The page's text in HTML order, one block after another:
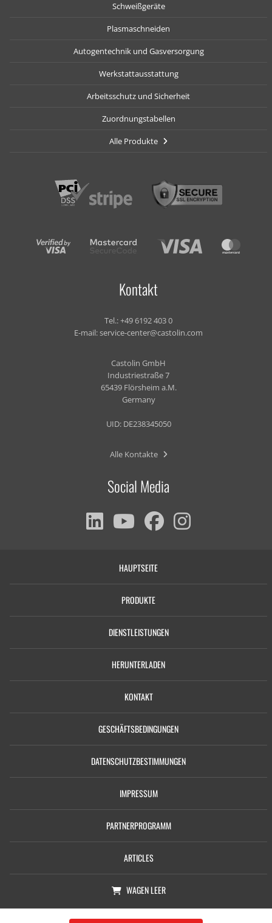
Schweißgeräte
Plasmaschneiden
Autogentechnik und Gasversorgung
Werkstattausstattung
Arbeitsschutz und Sicherheit
Zuordnungstabellen
Alle Produkte
Kontakt
Tel.:+49 6192 403 0
E-mail:service-center@castolin.com
Castolin GmbH
Industriestraße 7
65439 Flörsheim a.M.
Germany
UID: DE238345050
Alle Kontakte
Social Media
HAUPTSEITE
PRODUKTE
DIENSTLEISTUNGEN
HERUNTERLADEN
KONTAKT
GESCHÄFTSBEDINGUNGEN
DATENSCHUTZBESTIMMUNGEN
IMPRESSUM
PARTNERPROGRAMM
ARTICLES
WAGENLEER